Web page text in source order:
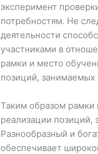
эксперимент
потребностям. Не
деятельности
участниками в
рамки и место
позиций, занимаемых
Таким образом рамки
реализации позиций,
Разнообразный и
обеспечивает